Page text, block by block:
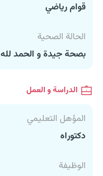
قوام رياضي
الحالة الصحية
بصحة جيدة و الحمد لله
الدراسة و العمل
المؤهل التعليمي
دكتوراه
الوظيفة